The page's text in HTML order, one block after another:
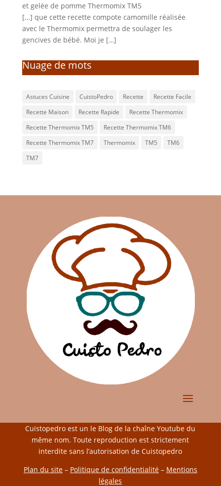
et gelée de pomme Thermomix TM5
[…] que cette recette compote camomille réalisée
avec le Thermomix permettra de soulager les
gencives de bébé. Moi je […]
Nuage de mots
Astuces Cuisine CuistoPedro Recette
Recette Facile
Recette Maison
Recette Rapide
Recette Thermomix
Recette Thermomix TM5
Recette Thermomix TM6
Recette Thermomix TM7
Thermomix TM5
TM6
TM7
Cuistopedro est un le Blog de la chaîne Youtube du
même nom. Toute reproduction est strictement
interdite sans l’autorisation de Cuistopedro
Plan du site– Politique de confidentialité– Mentions
légales